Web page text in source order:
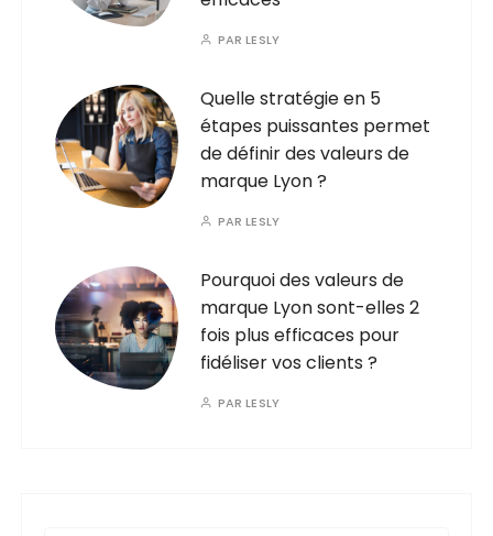
PARLESLY
Quelle stratégie en 5
étapes puissantes permet
de définir des valeurs de
marque Lyon ?
PARLESLY
Pourquoi des valeurs de
marque Lyon sont-elles 2
fois plus efficaces pour
fidéliser vos clients ?
PARLESLY